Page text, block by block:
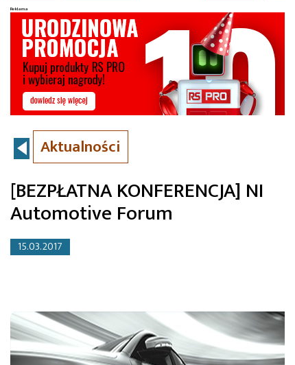
Aktualności
[BEZPŁATNA KONFERENCJA] NI
Automotive Forum
15.03.2017